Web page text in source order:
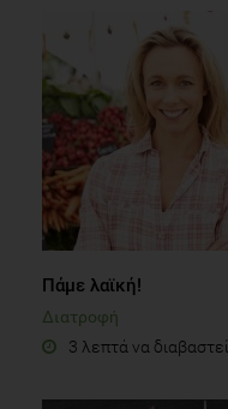
Πάμε λαϊκή!
Διατροφή
3 λεπτά να διαβαστεί